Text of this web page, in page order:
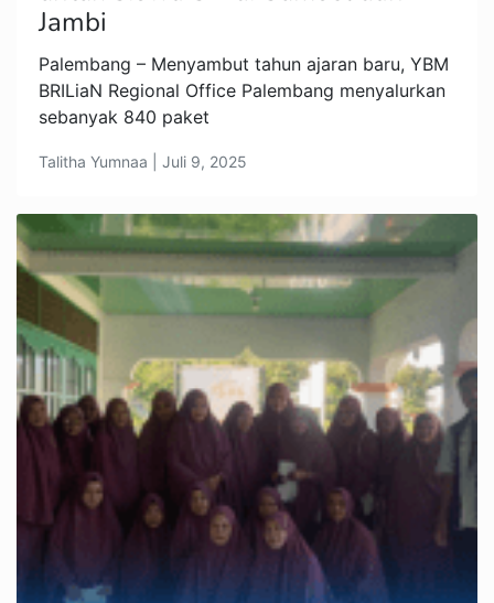
Jambi
Palembang – Menyambut tahun ajaran baru, YBM
BRILiaN Regional Office Palembang menyalurkan
sebanyak 840 paket
Talitha Yumnaa | Juli 9, 2025